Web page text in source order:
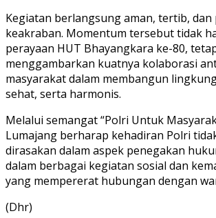
Kegiatan berlangsung aman, tertib, dan
keakraban. Momentum tersebut tidak
perayaan HUT Bhayangkara ke-80,
menggambarkan kuatnya kolaborasi
masyarakat dalam membangun
sehat, serta harmonis.
Melalui semangat “Polri Untuk
Lumajang berharap kehadiran Polri
dirasakan dalam aspek penegakan
dalam berbagai kegiatan sosial dan
yang mempererat hubungan dengan
(Dhr)